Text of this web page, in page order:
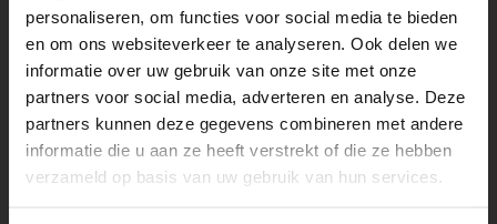
personaliseren, om functies voor social media te bieden
en om ons websiteverkeer te analyseren. Ook delen we
informatie over uw gebruik van onze site met onze
partners voor social media, adverteren en analyse. Deze
partners kunnen deze gegevens combineren met andere
informatie die u aan ze heeft verstrekt of die ze hebben
verzameld op basis van uw gebruik van hun services.
Bos Rubber BV
Handelsweg 3
Schagerbrug
(+31) 224-571468